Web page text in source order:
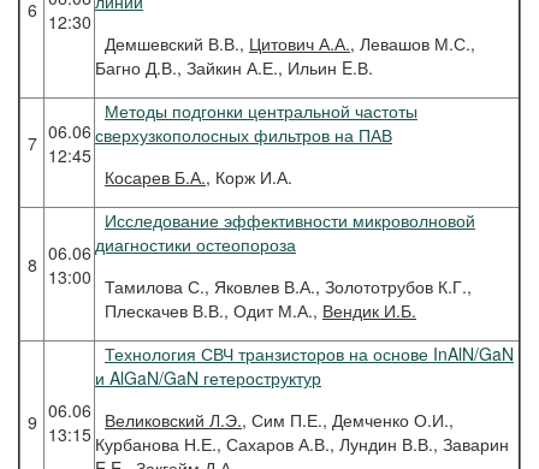
6 12:30
Демшевский В.В., Цитович А.А., Левашов М.С.,
Багно Д.В., Зайкин А.Е., Ильин E.В.
7 06.06
12:45
Методы подгонки центральной частоты
сверхузкополосных фильтров на ПАВ
Косарев Б.А., Корж И.А.
8 06.06
13:00
Исследование эффективности микроволновой
диагностики остеопороза
Тамилова С., Яковлев В.А., Золототрубов К.Г.,
Плескачев В.В., Одит М.А., Вендик И.Б.
9 06.06
13:15
Технология СВЧ транзисторов на основе InAlN/GaN
и AlGaN/GaN гетероструктур
Великовский Л.Э., Сим П.Е., Демченко О.И.,
Курбанова Н.Е., Сахаров А.В., Лундин В.В., Заварин